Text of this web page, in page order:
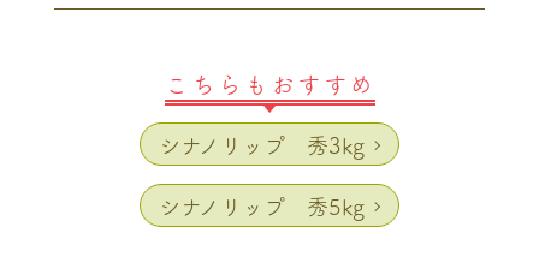
こちらもおすすめ
シナノリップ 秀3kg
シナノリップ 秀5kg